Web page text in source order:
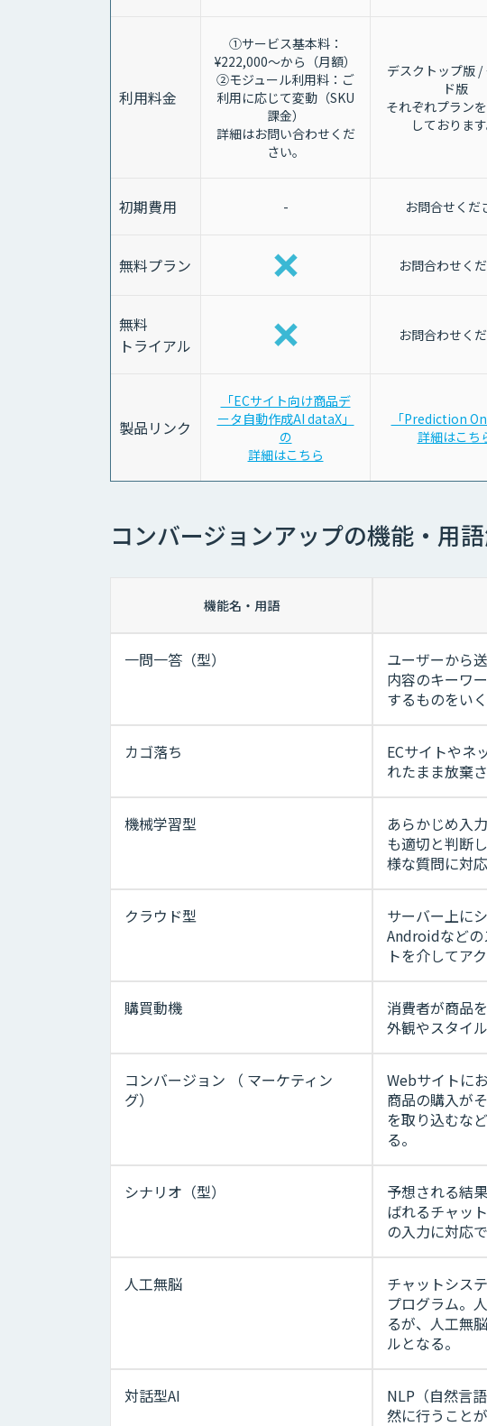
利用料金
①サービス基本料：
¥222,000～から（月額）
②モジュール利用料：ご
利用に応じて変動（SKU
課金）
詳細はお問い合わせくだ
さい。
デスクトップ版 /
ド版
それぞれプラン
しております
初期費用 - お問合せくだ
無料プラン お問合わせく
無料
トライアル
お問合わせく
製品リンク
「ECサイト向け商品デ
ータ自動作成AI dataX」
の
詳細はこちら
「Prediction
詳細はこち
コンバージョンアップの機能・用
機能名・用語
一問一答（型）
ユーザーから
内容のキーワ
するものをい
カゴ落ち
ECサイトやネ
れたまま放棄
機械学習型
あらかじめ入
も適切と判断
様な質問に対
クラウド型
サーバー上に
Androidなどの
トを介してア
購買動機
消費者が商品
外観やスタイ
コンバージョン （ マーケティン
グ）
Webサイトに
商品の購入が
を取り込むな
る。
シナリオ（型）
予想される結
ばれるチャッ
の入力に対応
人工無脳
チャットシス
プログラム。
るが、人工無
ルとなる。
対話型AI
NLP（自然言
然に行うこと